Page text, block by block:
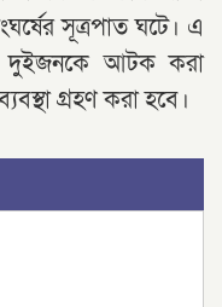
সূত্রপাত ঘটে। এ
দুইজনকে আটক করা
গ্রহণ করা হবে।